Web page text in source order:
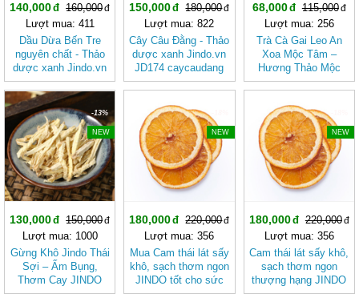
140,000
160,000
Lượt mua: 411
Dầu Dừa Bến Tre
nguyên chất - Thảo
dược xanh Jindo.vn
JD173 dauduabentre
150,000
180,000
Lượt mua: 822
Cây Câu Đằng - Thảo
dược xanh Jindo.vn
JD174 caycaudang
68,000
115,000
Lượt mua: 256
Trà Cà Gai Leo An
Xoa Mộc Tâm –
Hương Thảo Mộc
Cho Ngày Thư Thái
-13%
NEW
130,000
150,000
Lượt mua: 1000
Gừng Khô Jindo Thái
Sợi – Ấm Bụng,
Thơm Cay JINDO
NEW
180,000
220,000
Lượt mua: 356
Mua Cam thái lát sấy
khô, sạch thơm ngon
JINDO tốt cho sức
khỏe
NEW
180,000
220,000
Lượt mua: 356
Cam thái lát sấy khô,
sạch thơm ngon
thượng hạng JINDO
tốt cho sức khỏe